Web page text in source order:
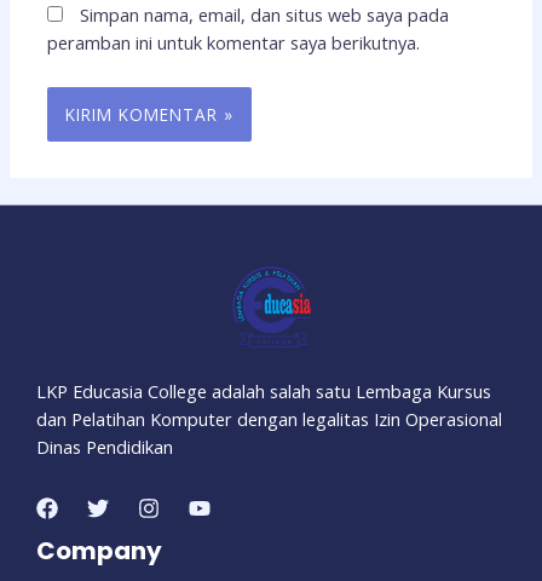
Simpan nama, email, dan situs web saya pada
peramban ini untuk komentar saya berikutnya.
LKP Educasia College adalah salah satu Lembaga Kursus
dan Pelatihan Komputer dengan legalitas Izin Operasional
Dinas Pendidikan
Company